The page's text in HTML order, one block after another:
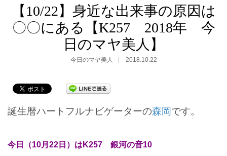
【10/22】身近な出来事の原因は
〇〇にある【K257 2018年 今
日のマヤ美人】
今日のマヤ美人 2018.10.22
誕生暦ハートフルナビゲーターの森岡です。
今日（10月22日）はK257 銀河の音10